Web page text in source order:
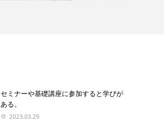
セミナーや基礎講座に参加すると学びが
ある。
2023.03.29